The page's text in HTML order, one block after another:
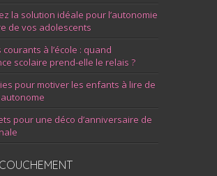
la solution idéale pour l’autonomie
de vos adolescents
courants à l’école : quand
scolaire prend-elle le relais ?
pour motiver les enfants à lire de
pour une déco d’anniversaire de